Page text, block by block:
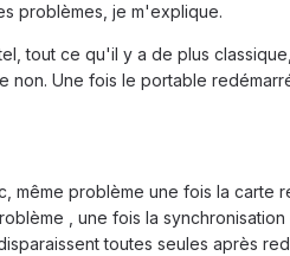
problèmes, je m'explique.
tout ce qu'il y a de plus
Une fois le portable
problème une fois la carte
, une fois la
toutes seules après